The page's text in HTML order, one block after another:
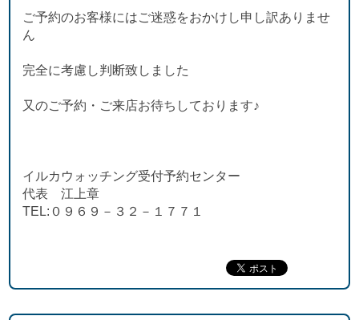
ご予約のお客様にはご迷惑をおかけし申し訳ありませ
ん
完全に考慮し判断致しました
又のご予約・ご来店お待ちしております♪
イルカウォッチング受付予約センター
代表 江上章
TEL:０９６９－３２－１７７１